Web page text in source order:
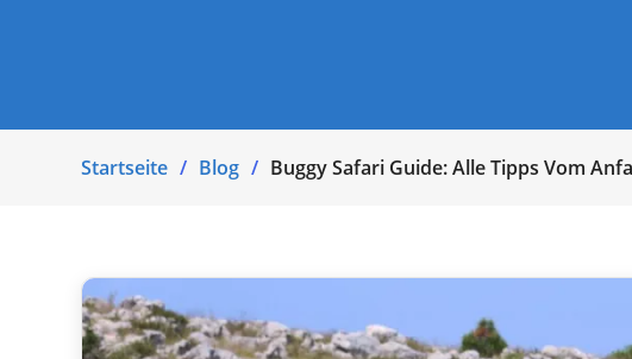
Startseite Blog Buggy Safari Guide: Alle Tipps Vom